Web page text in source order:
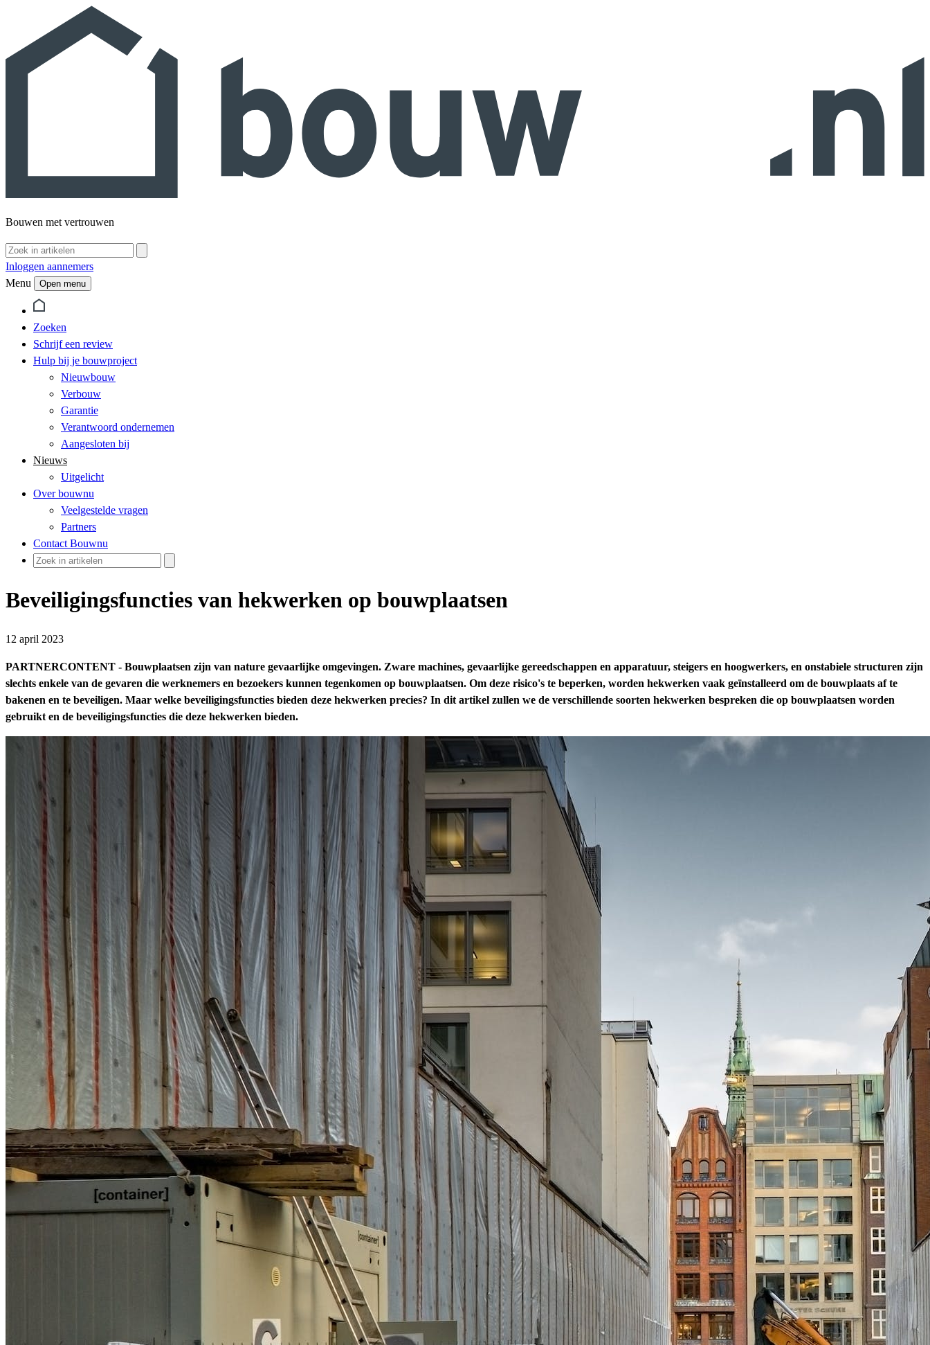
Bouwen met vertrouwen
Inloggen aannemers
Menu
Open menu
Zoeken
Schrijf een review
Hulp bij je bouwproject
Nieuwbouw
Verbouw
Garantie
Verantwoord ondernemen
Aangesloten bij
Nieuws
Uitgelicht
Over bouwnu
Veelgestelde vragen
Partners
Contact Bouwnu
Beveiligingsfuncties van hekwerken op bouwplaatsen
12 april 2023
PARTNERCONTENT - Bouwplaatsen zijn van nature gevaarlijke omgevingen. Zware machines, gevaarlijke gereedschappen en apparatuur, steigers en hoogwerkers, en onstabiele structuren zijn
slechts enkele van de gevaren die werknemers en bezoekers kunnen tegenkomen op bouwplaatsen. Om deze risico's te beperken, worden hekwerken vaak geïnstalleerd om de bouwplaats af te
bakenen en te beveiligen. Maar welke beveiligingsfuncties bieden deze hekwerken precies? In dit artikel zullen we de verschillende soorten hekwerken bespreken die op bouwplaatsen worden
gebruikt en de beveiligingsfuncties die deze hekwerken bieden.